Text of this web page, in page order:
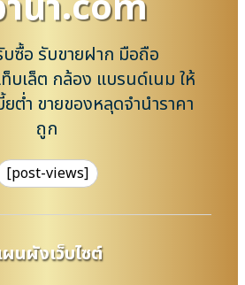
บซื้อ รับขายฝาก มือถือ
บเล็ต กล้อง แบรนด์เนม ให้
ต่ำ ขายของหลุดจำนำราคา
ถูก
[post-views]
นผังเว็บไซต์